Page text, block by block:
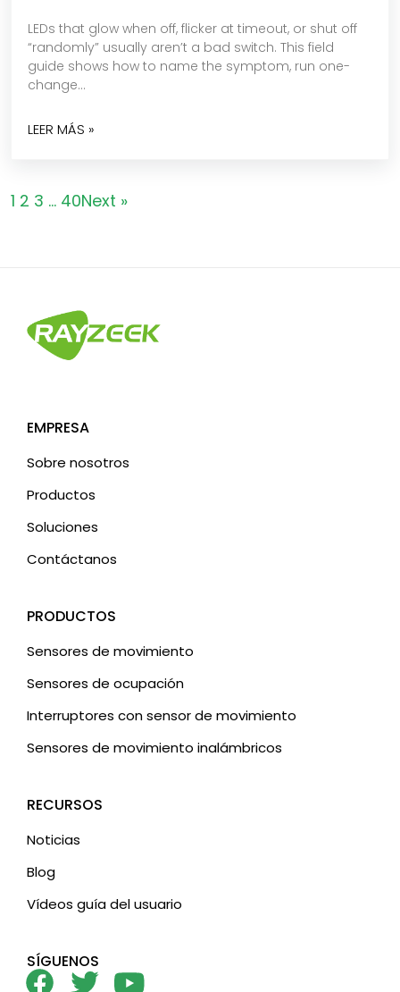
LEDs that glow when off, flicker at timeout, or shut off
“randomly” usually aren’t a bad switch. This field
guide shows how to name the symptom, run one-
change…
LEER MÁS »
1 2 3 … 40Next »
EMPRESA
Sobre nosotros
Productos
Soluciones
Contáctanos
PRODUCTOS
Sensores de movimiento
Sensores de ocupación
Interruptores con sensor de movimiento
Sensores de movimiento inalámbricos
RECURSOS
Noticias
Blog
Vídeos guía del usuario
SÍGUENOS